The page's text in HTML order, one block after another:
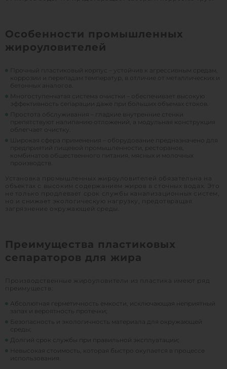
Особенности промышленных
жироуловителей
Прочный пластиковый корпус – устойчив к агрессивным средам,
коррозии и перепадам температур, в отличие от металлических и
бетонных аналогов.
Многоступенчатая система очистки – обеспечивает высокую
эффективность сепарации даже при больших объемах стоков.
Простота обслуживания – гладкие внутренние стенки
препятствуют налипанию отложений, а модульная конструкция
облегчает очистку.
Широкая сфера применения – оборудование предназначено для
предприятий пищевой промышленности, ресторанов,
комбинатов общественного питания, мясных и молочных
производств.
Установка промышленных жироуловителей обязательна на
объектах с высоким содержанием жиров в сточных водах. Это
не только продлевает срок службы канализационных систем,
но и снижает экологическую нагрузку, предотвращая
загрязнение окружающей среды.
Преимущества пластиковых
сепараторов для жира
Производственные жироуловители из пластика имеют ряд
преимуществ:
Абсолютная герметичность емкости, исключающая неприятный
запах и вероятность протечки;
Безопасность и экологичность материала для окружающей
среды;
Долгий срок службы при правильной эксплуатации;
Невысокая стоимость, которая быстро окупается в процессе
использования.